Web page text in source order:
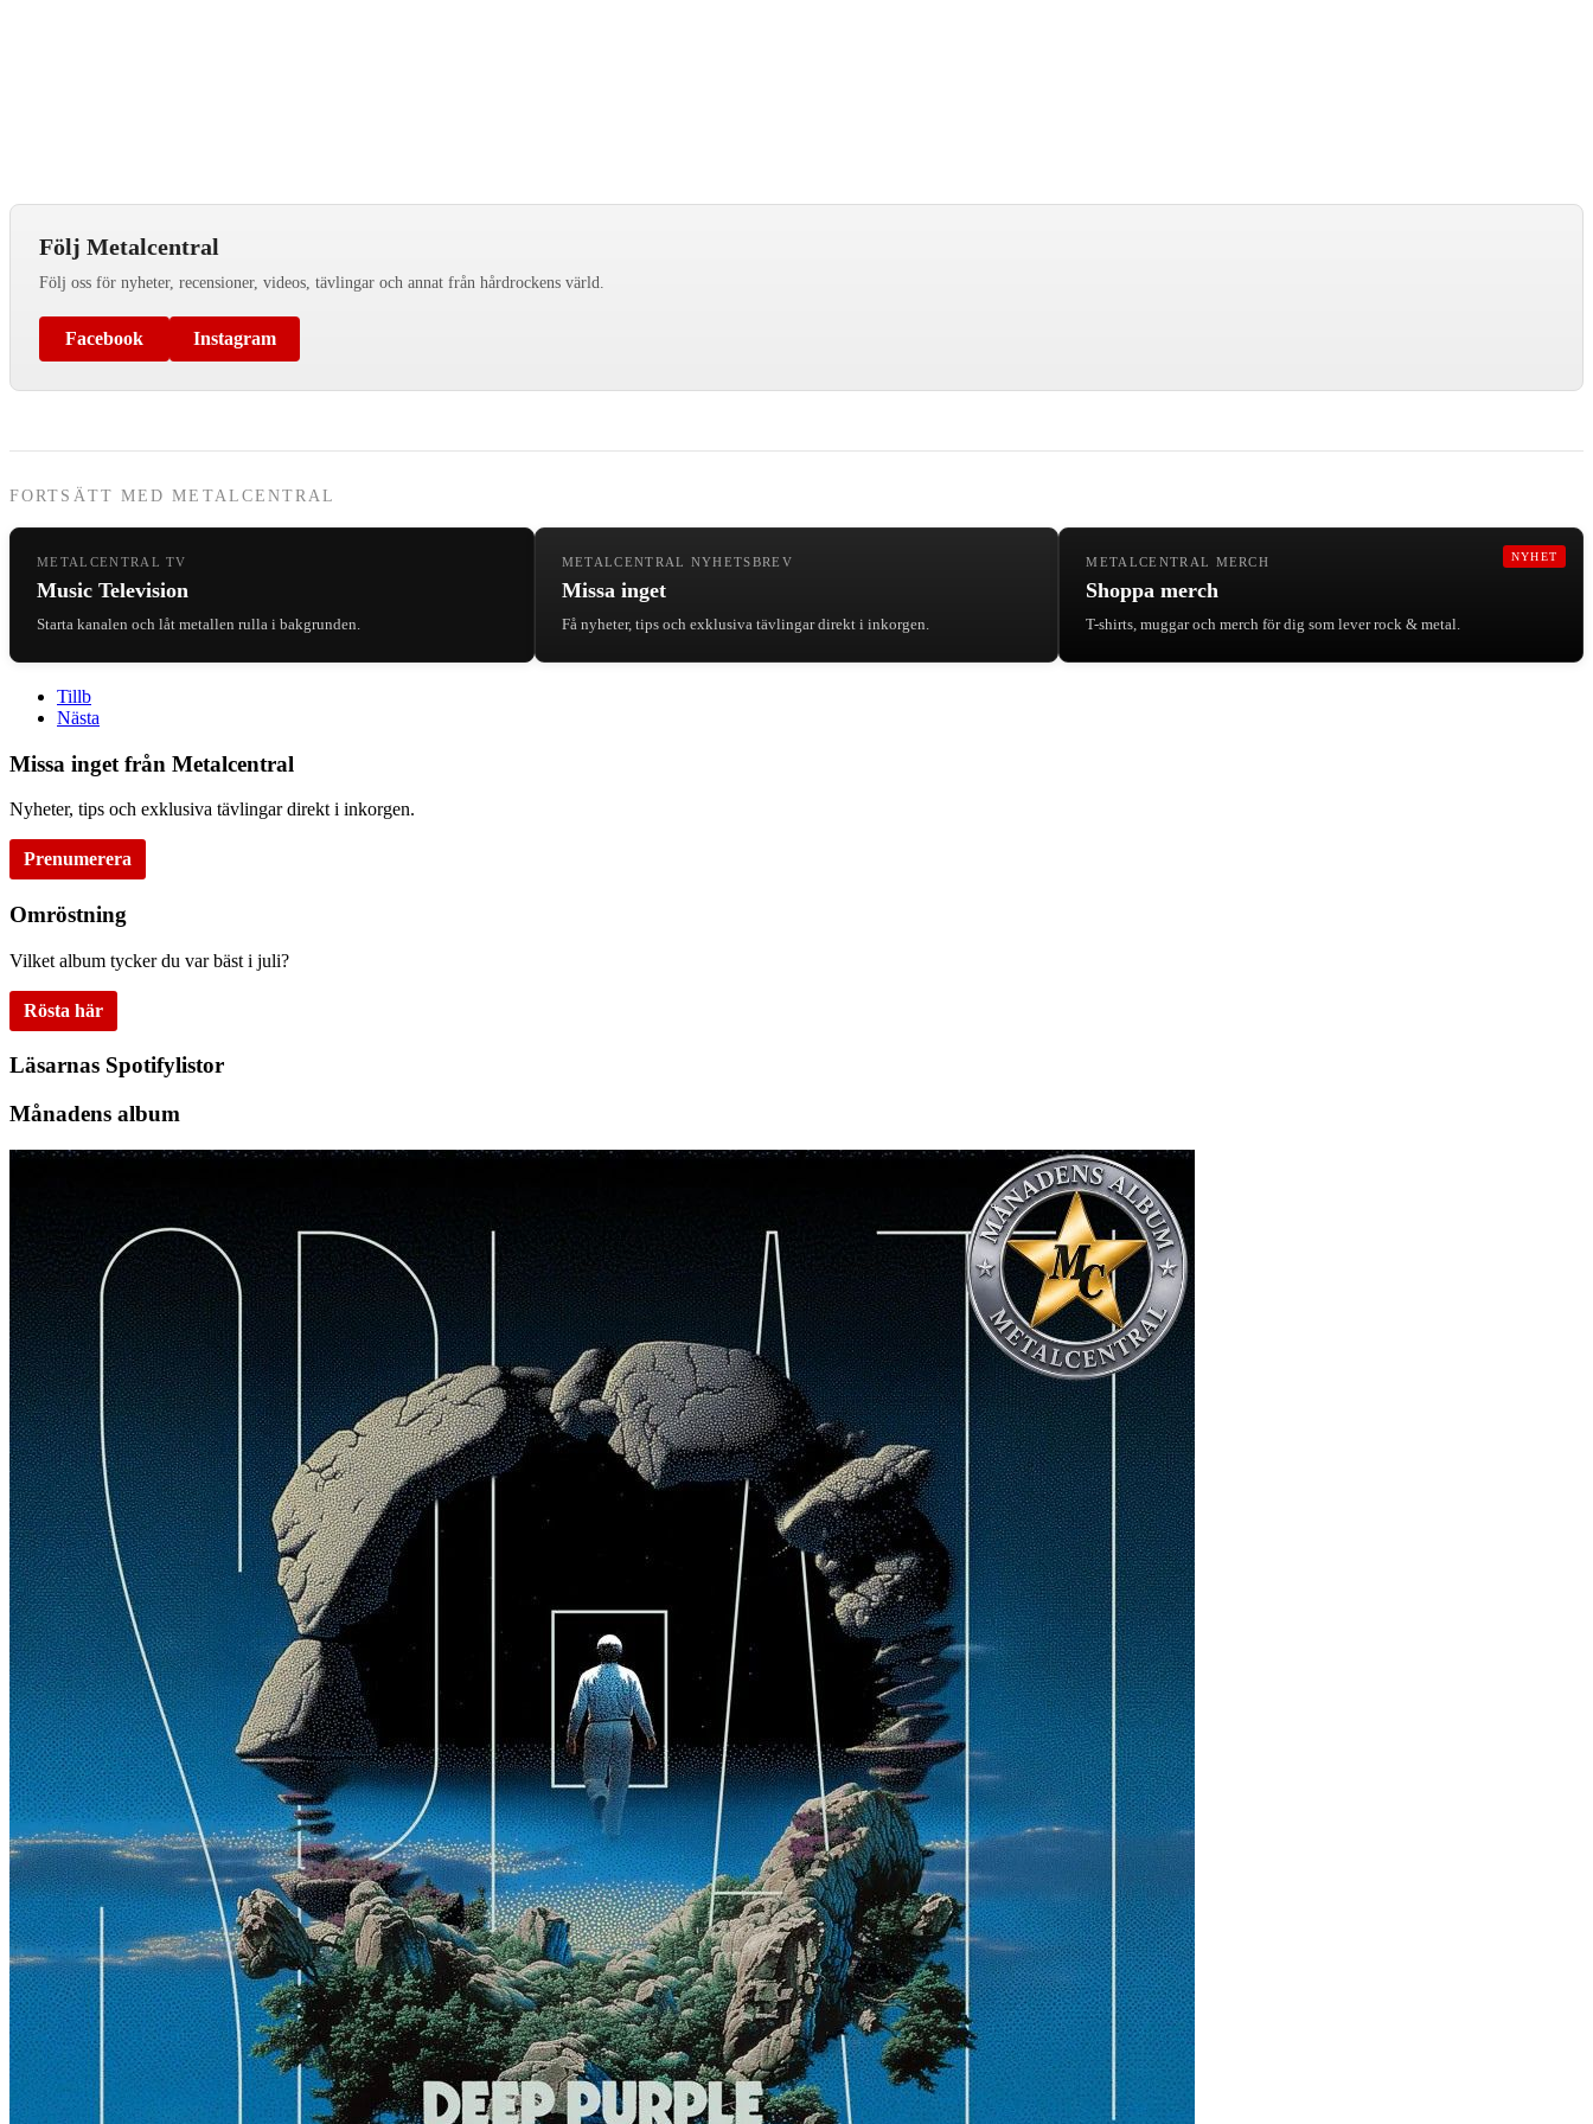
Följ Metalcentral
Följ oss för nyheter, recensioner, videos, tävlingar och annat från hårdrockens värld.
Facebook Instagram
FORTSÄTT MED METALCENTRAL
METALCENTRAL TV
Music Television
Starta kanalen och låt metallen rulla i bakgrunden.
METALCENTRAL NYHETSBREV
Missa inget
Få nyheter, tips och exklusiva tävlingar direkt i inkorgen.
NYHET
METALCENTRAL MERCH
Shoppa merch
T-shirts, muggar och merch för dig som lever rock & metal.
Tillb
Nästa
Missa inget från Metalcentral
Nyheter, tips och exklusiva tävlingar direkt i inkorgen.
Prenumerera
Omröstning
Vilket album tycker du var bäst i juli?
Rösta här
Läsarnas Spotifylistor
Månadens album